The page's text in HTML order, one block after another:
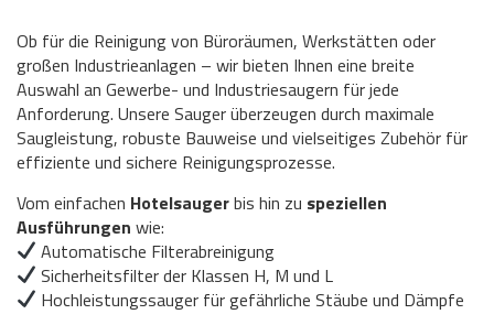
Ob für die Reinigung von Büroräumen, Werkstätten oder
großen Industrieanlagen – wir bieten Ihnen eine breite
Auswahl an Gewerbe- und Industriesaugern für jede
Anforderung. Unsere Sauger überzeugen durch maximale
Saugleistung, robuste Bauweise und vielseitiges Zubehör für
effiziente und sichere Reinigungsprozesse.
Vom einfachen Hotelsaugerbis hin zu speziellen
Ausführungen wie:
Automatische Filterabreinigung
Sicherheitsfilter der Klassen H, M und L
Hochleistungssauger für gefährliche Stäube und Dämpfe